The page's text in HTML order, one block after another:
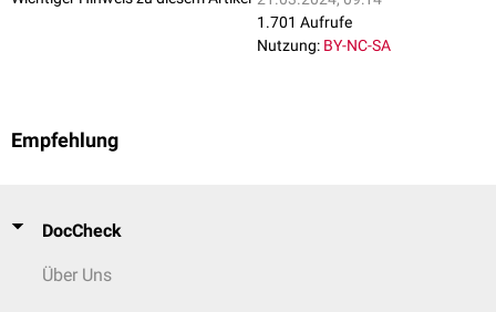
1.701 Aufrufe
Nutzung: BY-NC-SA
Empfehlung
DocCheck
Über Uns